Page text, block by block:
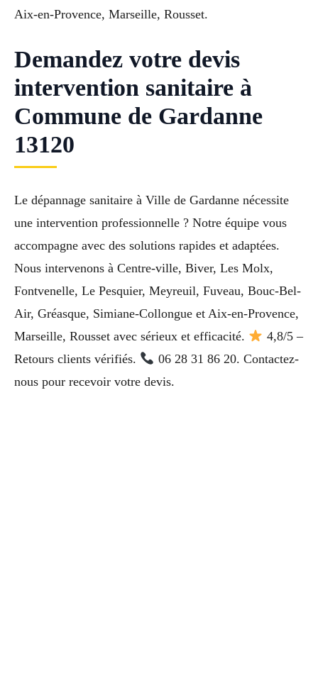
Aix-en-Provence, Marseille, Rousset.
Demandez votre devis
intervention sanitaire à
Commune de Gardanne
13120
Le dépannage sanitaire à Ville de Gardanne nécessite
une intervention professionnelle ? Notre équipe vous
accompagne avec des solutions rapides et adaptées.
Nous intervenons à Centre-ville, Biver, Les Molx,
Fontvenelle, Le Pesquier, Meyreuil, Fuveau, Bouc-Bel-
Air, Gréasque, Simiane-Collongue et Aix-en-Provence,
Marseille, Rousset avec sérieux et efficacité.
4,8/5 –
Retours clients vérifiés.
06 28 31 86 20. Contactez-
nous pour recevoir votre devis.